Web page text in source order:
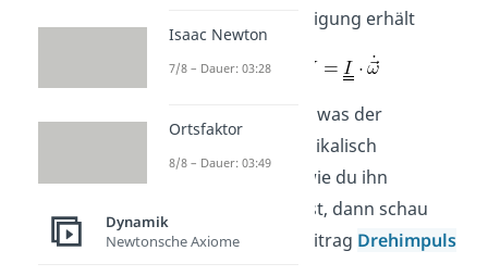
Winkelbeschleunigung erhält
Interessiert dich, was der
physikalisch
beschreibt und wie du ihn
berechnen kannst, dann schau
unseren extra Beitrag Drehimpuls
Isaac Newton
7/8 – Dauer: 03:28
Ortsfaktor
8/8 – Dauer: 03:49
Dynamik
Newtonsche Axiome